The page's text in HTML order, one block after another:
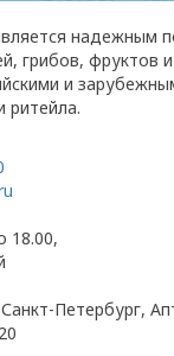
надежным
грибов, фруктов
и
ритейла.
18.00,
Петербург,